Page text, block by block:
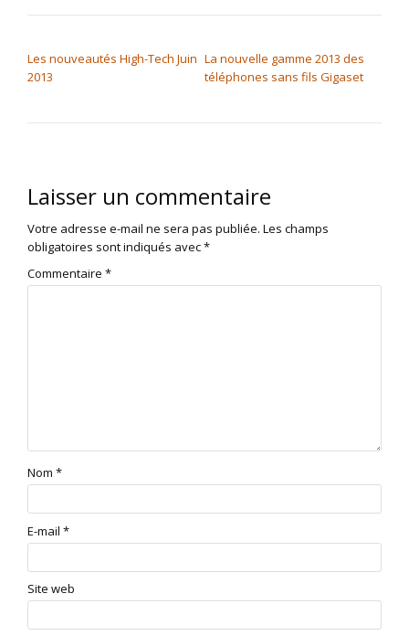
Les nouveautés High-Tech Juin
2013
La nouvelle gamme 2013 des
téléphones sans fils Gigaset
Laisser un commentaire
Votre adresse e-mail ne sera pas publiée. Les champs
obligatoires sont indiqués avec*
Commentaire *
Nom *
E-mail *
Site web